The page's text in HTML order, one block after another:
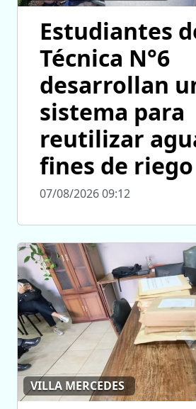
Estudiantes
Técnica N°6
desarrollan
sistema para
reutilizar
fines de riego
07/08/2026 09:12
VILLA MERCEDES